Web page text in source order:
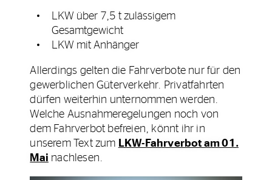
LKW über 7,5 t zulässigem
Gesamtgewicht
LKW mit Anhänger
Allerdings gelten die Fahrverbote nur für den
gewerblichen Güterverkehr. Privatfahrten
dürfen weiterhin unternommen werden.
Welche Ausnahmeregelungen noch von
dem Fahrverbot befreien, könnt ihr in
unserem Text zum LKW-Fahrverbot am 01.
Mai nachlesen.